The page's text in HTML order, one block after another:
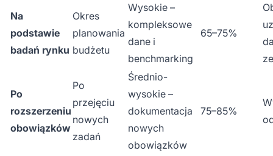
Na
podstawie
badań rynku
Okres
planowania
budżetu
Wysokie –
kompleksowe
dane i
benchmarking
65–75%
Po
rozszerzeniu
obowiązków
Po
przejęciu
nowych
zadań
Średnio-
wysokie –
dokumentacja
nowych
obowiązków
75–85%